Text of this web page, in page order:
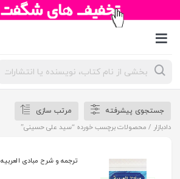
جستجوی
محصولات
جستجوی پیشرفته
مرتب سازی
دادبازار / محصولات برچسب خورده “سید علی حسینی”
ترجمه و شرح مبادی العربیه 1 | شرتونی و حسینی